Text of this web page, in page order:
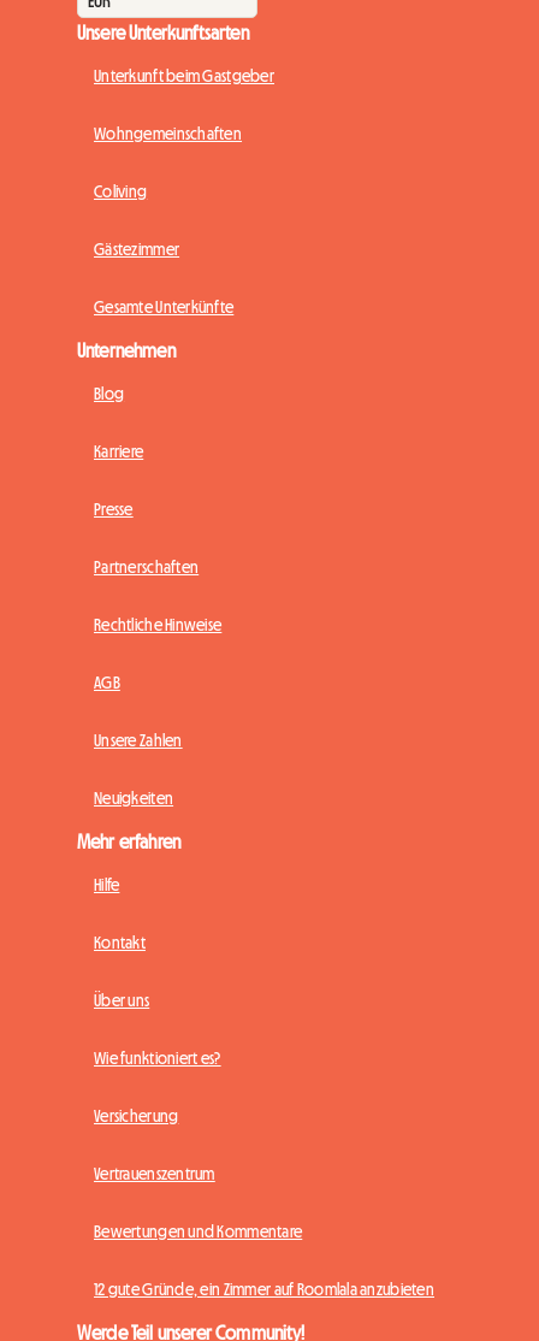
Unsere Unterkunftsarten
Unterkunft beim Gastgeber
Wohngemeinschaften
Coliving
Gästezimmer
Gesamte Unterkünfte
Unternehmen
Blog
Karriere
Presse
Partnerschaften
Rechtliche Hinweise
AGB
Unsere Zahlen
Neuigkeiten
Mehr erfahren
Hilfe
Kontakt
Über uns
Wie funktioniert es?
Versicherung
Vertrauenszentrum
Bewertungen und Kommentare
12 gute Gründe, ein Zimmer auf Roomlala anzubieten
Werde Teil unserer Community!